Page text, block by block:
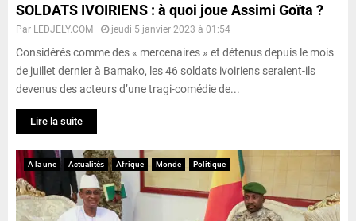
SOLDATS IVOIRIENS : à quoi joue Assimi Goïta ?
Par LEDJELY.COM jeudi 5 janvier 2023 à 01:54
Considérés comme des « mercenaires » et détenus depuis le mois
de juillet dernier à Bamako, les 46 soldats ivoiriens seraient-ils
devenus des acteurs d’une tragi-comédie de...
Lire la suite
A la une Actualités Afrique Monde Politique